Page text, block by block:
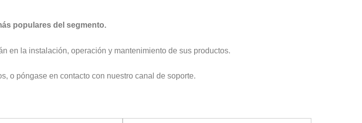
populares del segmento.
en la instalación, operación y mantenimiento de sus productos.
o póngase en contacto con nuestro canal de soporte.